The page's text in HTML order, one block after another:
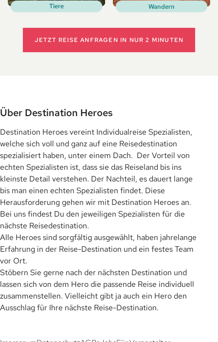
Tiere Wandern
JETZT REISE ANFRAGEN IN NUR 2 MINUTEN
Über Destination Heroes
Destination Heroes vereint Individualreise Spezialisten,
welche sich voll und ganz auf eine Reisedestination
spezialisiert haben, unter einem Dach. Der Vorteil von
echten Spezialisten ist, dass sie das Reiseland bis ins
kleinste Detail verstehen. Der Nachteil, es dauert lange
bis man einen echten Spezialisten findet. Diese
Herausforderung gehen wir mit Destination Heroes an.
Bei uns findest Du den jeweiligen Spezialisten für die
nächste Reisedestination.
Alle Heroes sind sorgfältig ausgewählt, haben jahrelange
Erfahrung in der Reise-Destination und ein festes Team
vor Ort.
Stöbern Sie gerne nach der nächsten Destination und
lassen sich von dem Hero die passende Reise individuell
zusammenstellen. Vielleicht gibt ja auch ein Hero den
Ausschlag für Ihre nächste Reise-Destination.